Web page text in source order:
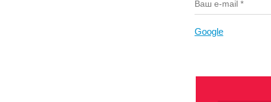
Google